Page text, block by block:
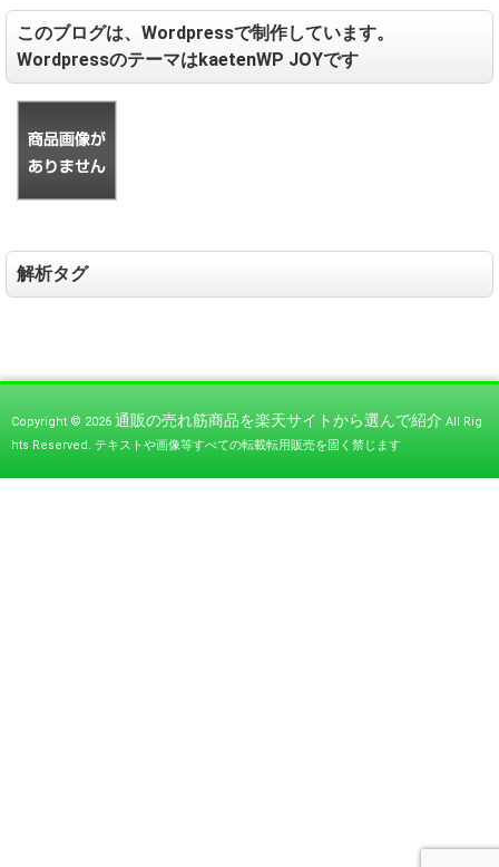
このブログは、Wordpressで制作しています。
WordpressのテーマはkaetenWP JOYです
解析タグ
Copyright © 2026 通販の売れ筋商品を楽天サイトから選んで紹介 All Rig
hts Reserved. テキストや画像等すべての転載転用販売を固く禁じます